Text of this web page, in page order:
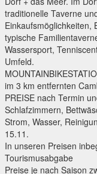
traditionelle Taverne
Einkaufsmöglichkeiten,
typische
Wassersport,
Umfeld.
im 3 km entfernten
PREISE nach Termin
Schlafzimmern,
Strom, Wasser,
15.11.
In unseren Preisen
Tourismusabgabe
Preise je nach Saison